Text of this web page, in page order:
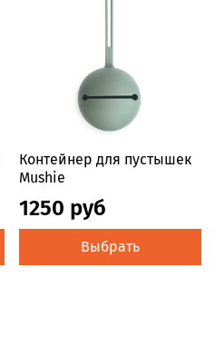
Контейнер для пустышек
Mushie
1250 руб
Выбрать